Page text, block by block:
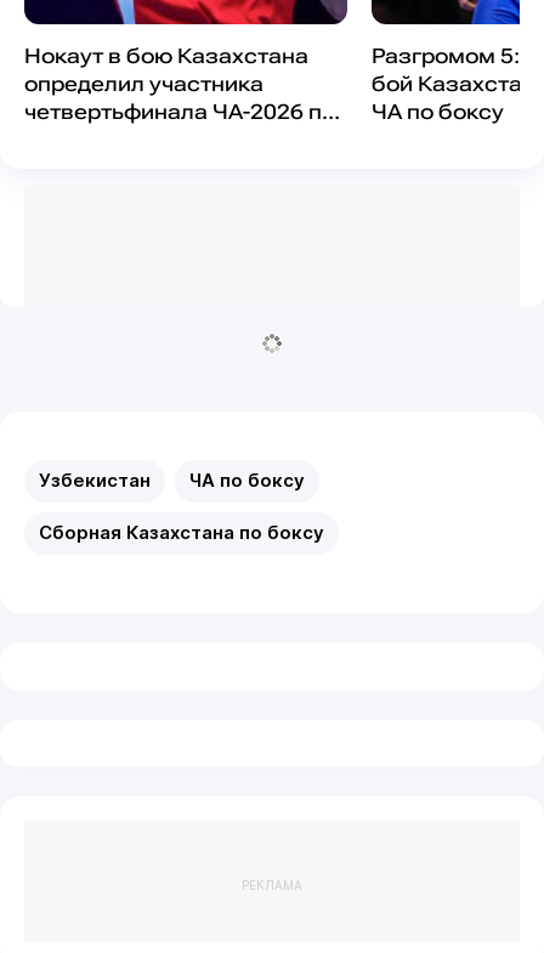
Нокаут в бою Казахстана
определил участника
четвертьфинала ЧА-2026 по
Разгромом 5:0
бой
ЧА по боксу
Узбекистан ЧА по боксу
Сборная Казахстана по боксу
РЕКЛАМА